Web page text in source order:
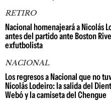
RETIRO
Nacional homenajeará a Nicolás
antes del partido ante Boston
exfutbolista
NACIONAL
Los regresos a Nacional que no
Nicolás Lodeiro: la salida del
Webó y la camiseta del Chengue